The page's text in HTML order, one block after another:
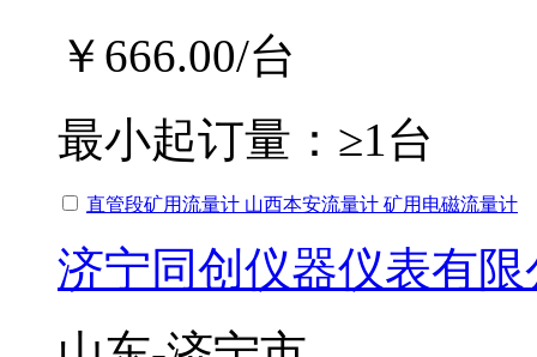
￥666.00/台
最小起订量： ≥1台
直管段矿用流量计 山西本安流量计 矿用电磁流量计
济宁同创仪器仪表有限